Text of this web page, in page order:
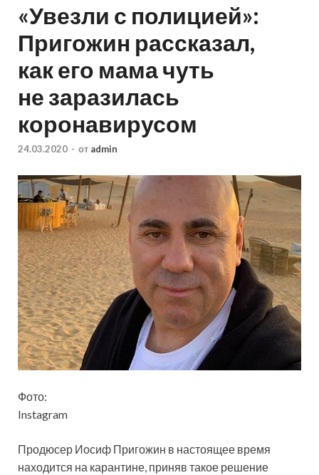
«Увезли с полицией»:
Пригожин рассказал,
как его мама чуть
не заразилась
коронавирусом
24.03.2020 - от admin
Фото:
Instagram
Продюсер Иосиф Пригожин в настоящее время
находится на карантине, приняв такое решение